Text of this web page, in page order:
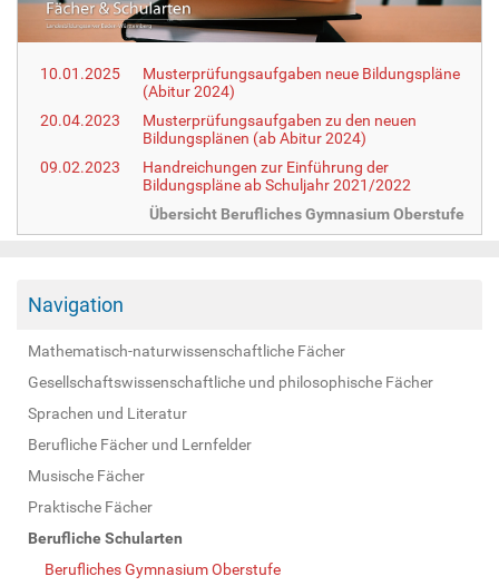
r
e
:
10.01.2025
Musterprüfungsaufgaben neue Bildungspläne
(Abitur 2024)
20.04.2023
Musterprüfungsaufgaben zu den neuen
Bildungsplänen (ab Abitur 2024)
09.02.2023
Handreichungen zur Einführung der
Bildungspläne ab Schuljahr 2021/2022
Übersicht Berufliches Gymnasium Oberstufe
Navigation
Mathematisch-naturwissenschaftliche Fächer
Gesellschaftswissenschaftliche und philosophische Fächer
Sprachen und Literatur
Berufliche Fächer und Lernfelder
Musische Fächer
Praktische Fächer
Berufliche Schularten
Berufliches Gymnasium Oberstufe